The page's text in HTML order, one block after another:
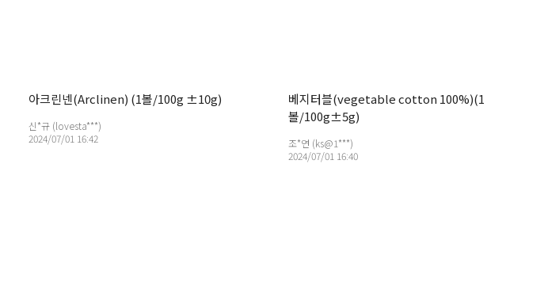
아크린넨(Arclinen) (1볼/100g ±10g)
신*규 (lovesta***)
2024/07/01 16:42
베지터블(vegetable cotton 100%)(1
볼/100g±5g)
조*연 (ks@1***)
2024/07/01 16:40